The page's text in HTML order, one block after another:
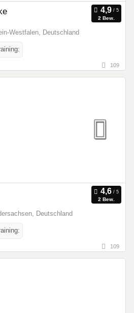
2 Bew.
Westfalen, Deutschland
109
2 Bew.
Deutschland
109